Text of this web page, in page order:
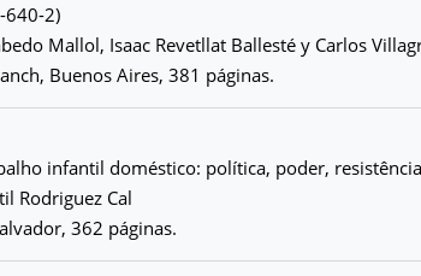
640-2)
Mallol, Isaac Revetllat Ballesté y Carlos
Buenos Aires, 381 páginas.
infantil doméstico: política, poder,
Rodriguez Cal
362 páginas.